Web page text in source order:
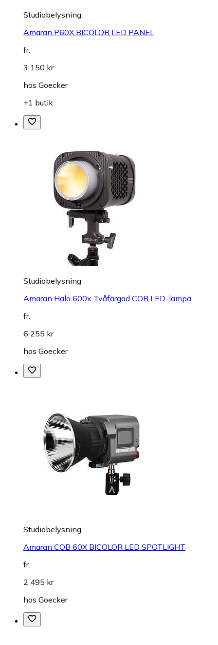
Studiobelysning
Amaran P60X BICOLOR LED PANEL
fr.
3 150 kr
hos Goecker
+1 butik
Studiobelysning
Amaran Halo 600x Tvåfärgad COB LED-lampa
fr.
6 255 kr
hos Goecker
Studiobelysning
Amaran COB 60X BICOLOR LED SPOTLIGHT
fr.
2 495 kr
hos Goecker